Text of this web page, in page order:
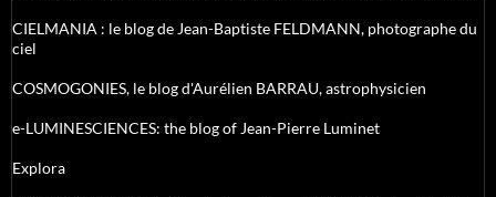
CIELMANIA : le blog de Jean-Baptiste FELDMANN, photographe du
ciel
COSMOGONIES, le blog d'Aurélien BARRAU, astrophysicien
e-LUMINESCIENCES: the blog of Jean-Pierre Luminet
Explora